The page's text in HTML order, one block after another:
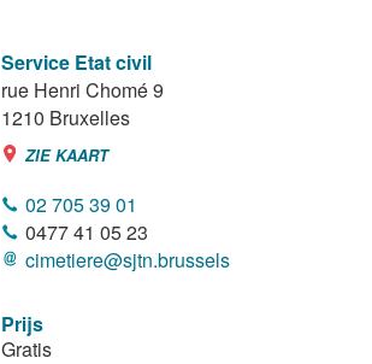
Service Etat civil
rue Henri Chomé 9
1210 Bruxelles
ZIE KAART
02 705 39 01
0477 41 05 23
cimetiere@sjtn.brussels
Prijs
Gratis